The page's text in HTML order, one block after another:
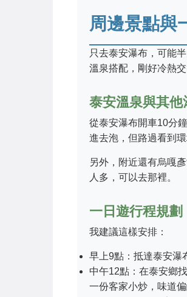
周邊景點與
只去泰安瀑布，可能
溫泉搭配，剛好冷熱交
泰安溫泉與其他
從泰安瀑布開車10分
進去泡，但路過看到
另外，附近還有烏嘎
人多，可以去那裡。
一日遊行程規劃
我建議這樣安排：
早上9點：抵達泰安瀑
中午12點：在泰安鄉
一份客家小炒，味道偏